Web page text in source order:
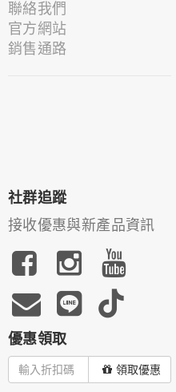
聯絡我們
官方網站
銷售通路
社群追蹤
接收優惠與新產品資訊
優惠領取
領取優惠